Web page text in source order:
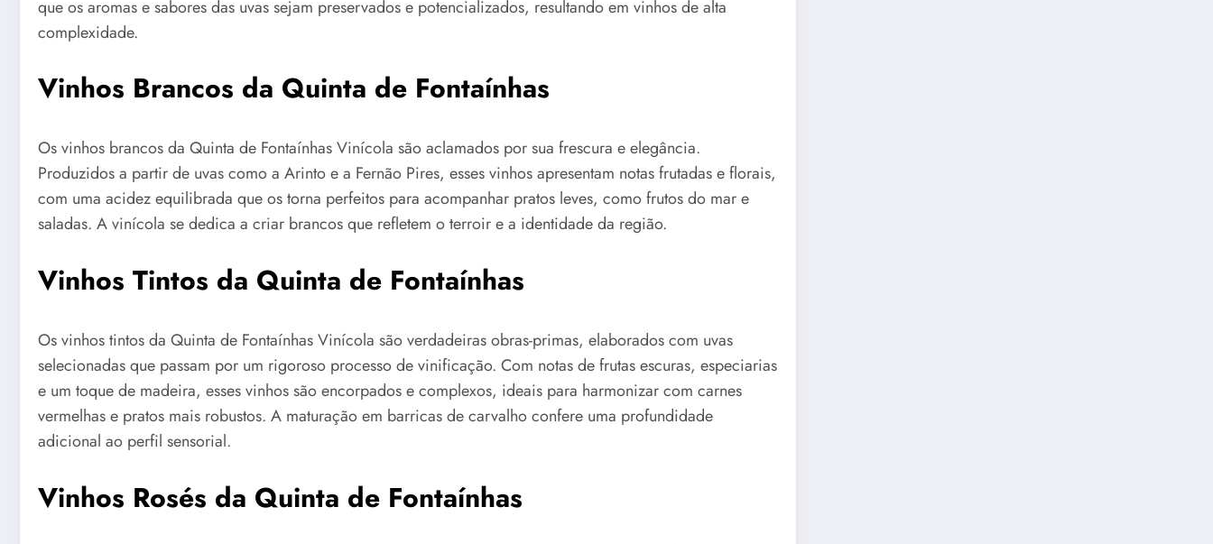
que os aromas e sabores das uvas sejam preservados e potencializados, resultando em vinhos de alta
complexidade.
Vinhos Brancos da Quinta de Fontaínhas
Os vinhos brancos da Quinta de Fontaínhas Vinícola são aclamados por sua frescura e elegância.
Produzidos a partir de uvas como a Arinto e a Fernão Pires, esses vinhos apresentam notas frutadas e florais,
com uma acidez equilibrada que os torna perfeitos para acompanhar pratos leves, como frutos do mar e
saladas. A vinícola se dedica a criar brancos que refletem o terroir e a identidade da região.
Vinhos Tintos da Quinta de Fontaínhas
Os vinhos tintos da Quinta de Fontaínhas Vinícola são verdadeiras obras-primas, elaborados com uvas
selecionadas que passam por um rigoroso processo de vinificação. Com notas de frutas escuras, especiarias
e um toque de madeira, esses vinhos são encorpados e complexos, ideais para harmonizar com carnes
vermelhas e pratos mais robustos. A maturação em barricas de carvalho confere uma profundidade
adicional ao perfil sensorial.
Vinhos Rosés da Quinta de Fontaínhas